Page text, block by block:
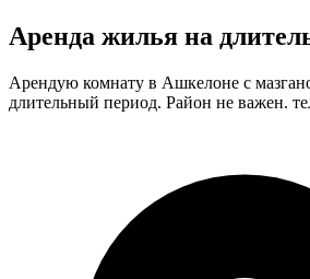
Аренда жилья на
Арендую комнату в Ашкелоне с
длительный период. Район не важен.